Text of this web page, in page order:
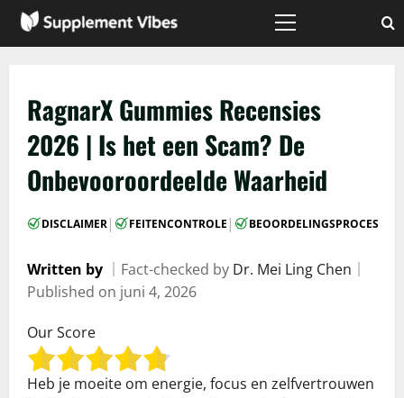
Skip
Primary
RagnarX Gummies Recensies
2026 | Is het een Scam? De
Onbevooroordeelde Waarheid
DISCLAIMER| FEITENCONTROLE| BEOORDELINGSPROCES
Written by Fact-checked by Dr. Mei Ling Chen
Published on juni 4, 2026
Our Score
Heb je moeite om energie, focus en zelfvertrouwen